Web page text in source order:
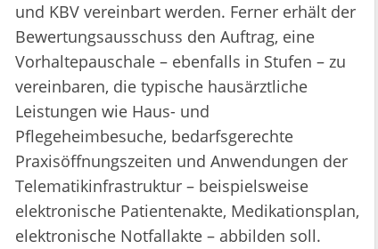
und KBV vereinbart werden. Ferner erhält der
Bewertungsausschuss den Auftrag, eine
Vorhaltepauschale – ebenfalls in Stufen – zu
vereinbaren, die typische hausärztliche
Leistungen wie Haus- und
Pflegeheimbesuche, bedarfsgerechte
Praxisöffnungszeiten und Anwendungen der
Telematikinfrastruktur – beispielsweise
elektronische Patientenakte, Medikationsplan,
elektronische Notfallakte – abbilden soll.